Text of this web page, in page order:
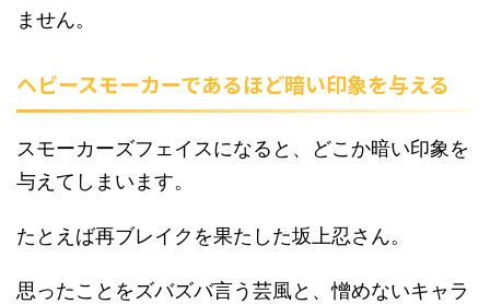
ません。
ヘビースモーカーであるほど暗い印象を与える
スモーカーズフェイスになると、どこか暗い印象を
与えてしまいます。
たとえば再ブレイクを果たした坂上忍さん。
思ったことをズバズバ言う芸風と、憎めないキャラ